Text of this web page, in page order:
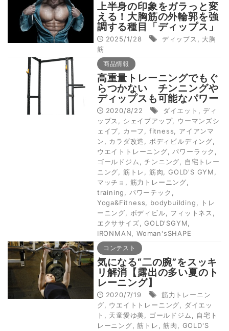
上半身の印象をガラっと変
える！大胸筋の外輪郭を強
調する種目「ディップス」
の正しいやり方
2025/1/28 ディップス
大胸
筋
商品情報
高重量トレーニングでもぐ
らつかない チンニングや
ディップスも可能なパワー
ラック
2020/8/22 ダイエット
ディ
ップス
シェイプアップ, ウーマンズシ
ェイプ
カーフ fitness
アイアンマ
ン
カラダ改造 ボディビルディング
ウエイトトレーニング
パワーラック
ゴールドジム
,チンニング
自宅トレー
ニング
筋トレ 筋肉 GOLD'S GYM
マッチョ
筋力トレーニング
training
パワーテック
Yoga&Fitness
bodybuilding
トレ
ーニング
ボディビル フィットネス
エクササイズ ,GOLD'SGYM
IRONMAN
Woman'sSHAPE
コンテスト
気になる“二の腕”をスッキ
リ解消【露出の多い夏のト
レーニング】
2020/7/19
筋力トレーニン
グ
ウエイトトレーニング
ダイエッ
ト
天童愛ゆ美 ゴールドジム
自宅ト
レーニング ,筋トレ ,筋肉
GOLD'S